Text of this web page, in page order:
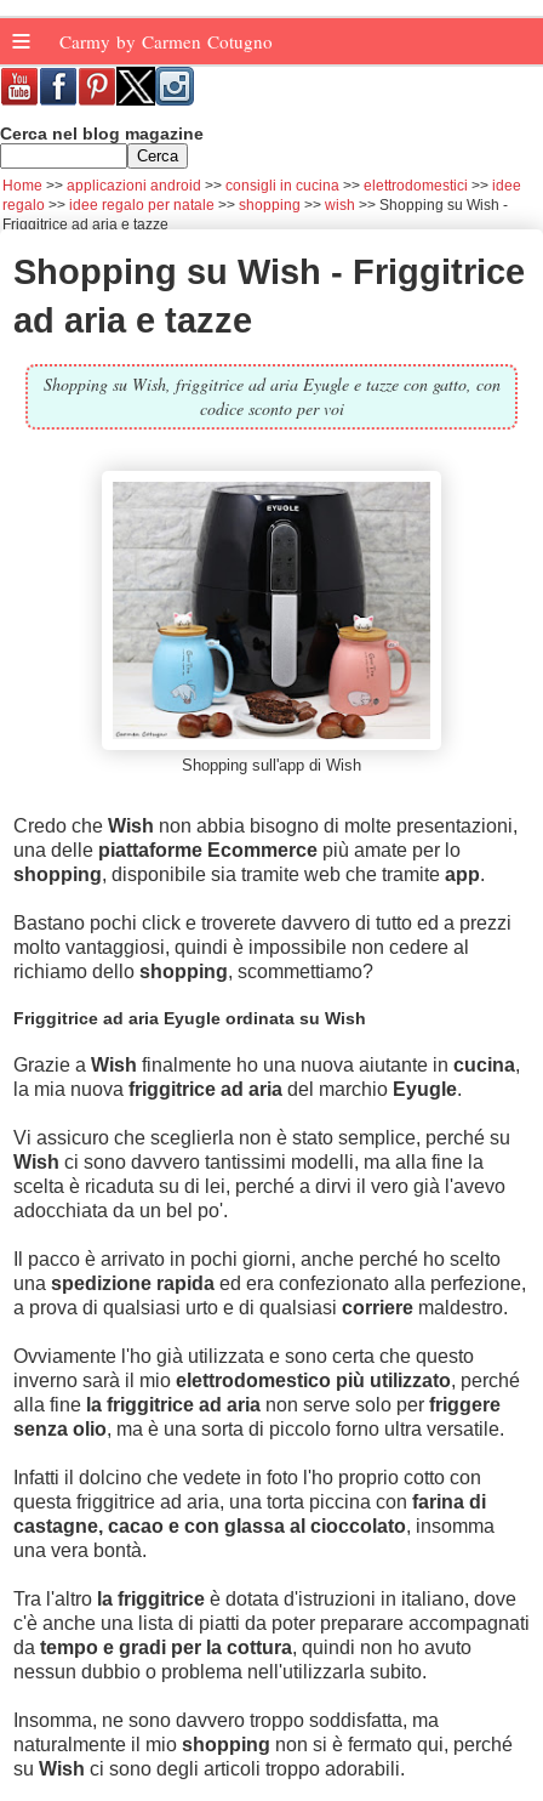
≡ Carmy by Carmen Cotugno
Cerca nel blog magazine
Home applicazioni android consigli in cucina elettrodomestici
idee
regalo
idee regalo per natale shopping wish
Shopping su Wish -
Friggitrice ad aria e tazze
Shopping su Wish - Friggitrice
ad aria e tazze
Shopping su Wish, friggitrice ad aria Eyugle e tazze con gatto, con
codice sconto per voi
Shopping sull'app di Wish
Credo che Wish non abbia bisogno di molte presentazioni,
una delle piattaforme Ecommerce più amate per lo
shopping, disponibile sia tramite web che tramite app.
Bastano pochi click e troverete davvero di tutto ed a prezzi
molto vantaggiosi, quindi è impossibile non cedere al
richiamo dello shopping, scommettiamo?
Friggitrice ad aria Eyugle ordinata su Wish
Grazie a Wish finalmente ho una nuova aiutante in cucina,
la mia nuova friggitrice ad aria del marchio Eyugle.
Vi assicuro che sceglierla non è stato semplice, perché su
Wish ci sono davvero tantissimi modelli, ma alla fine la
scelta è ricaduta su di lei, perché a dirvi il vero già l'avevo
adocchiata da un bel po'.
Il pacco è arrivato in pochi giorni, anche perché ho scelto
una spedizione rapida ed era confezionato alla perfezione,
a prova di qualsiasi urto e di qualsiasi corriere maldestro.
Ovviamente l'ho già utilizzata e sono certa che questo
inverno sarà il mio elettrodomestico più utilizzato, perché
alla fine la friggitrice ad aria non serve solo per friggere
senza olio, ma è una sorta di piccolo forno ultra versatile.
Infatti il dolcino che vedete in foto l'ho proprio cotto con
questa friggitrice ad aria, una torta piccina con farina di
castagne, cacao e con glassa al cioccolato, insomma
una vera bontà.
Tra l'altro la friggitrice è dotata d'istruzioni in italiano, dove
c'è anche una lista di piatti da poter preparare accompagnati
da tempo e gradi per la cottura, quindi non ho avuto
nessun dubbio o problema nell'utilizzarla subito.
Insomma, ne sono davvero troppo soddisfatta, ma
naturalmente il mio shopping non si è fermato qui, perché
su Wish ci sono degli articoli troppo adorabili.